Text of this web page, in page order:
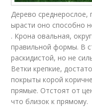
Дерево среднерослое,
ырасти оно способно
. Крона овальная,
правильной формы. В
раскидистой, но не
Ветки крепкие,
покрыты корой
прямые. Отстоят от
что близок к прямому.